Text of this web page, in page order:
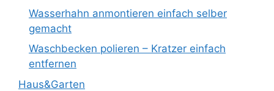
Wasserhahn anmontieren einfach selber
gemacht
Waschbecken polieren – Kratzer einfach
entfernen
Haus&Garten